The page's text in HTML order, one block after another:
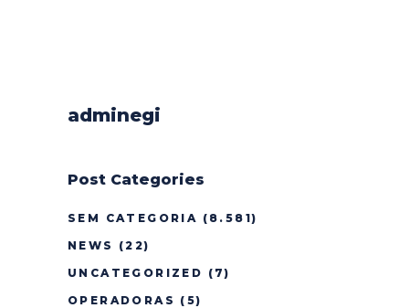
adminegi
Post Categories
SEM CATEGORIA (8.581)
NEWS
(22)
UNCATEGORIZED (7)
OPERADORAS (5)